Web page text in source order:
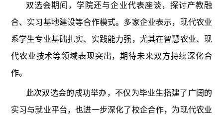
双选会期间，学院还与企业代表座谈，探讨产教融
合、实习基地建设等合作模式。多家企业表示，现代农业
系学生专业基础扎实、实践能力强，尤其在智慧农业、现
代农业技术等领域表现突出，期待未来双方持续深化合
作。
此次双选会的成功举办，不仅为毕业生搭建了广阔的
实习与就业平台，也进一步深化了校企合作，为现代农业